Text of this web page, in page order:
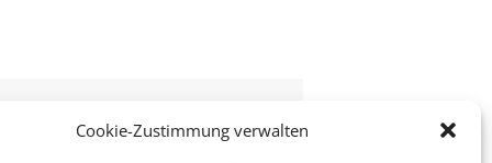
Cookie-Zustimmung verwalten